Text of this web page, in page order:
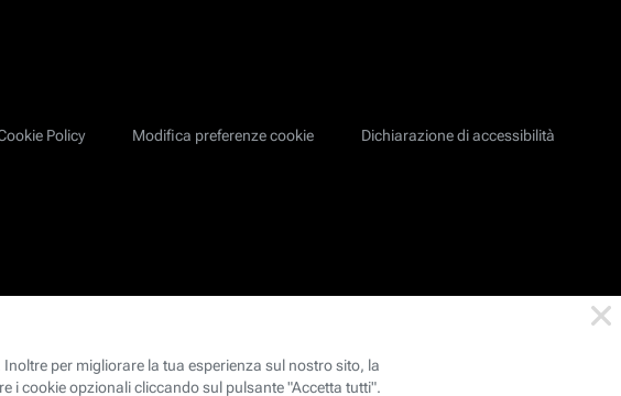
Policy Modifica preferenze cookie Dichiarazione di accessibilità